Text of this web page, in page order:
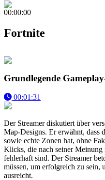
00:00:00
Fortnite
Grundlegende
00:01:31
Der Streamer diskutiert über
Map-Designs. Er erwähnt, dass
sowie echte Zonen hat, ohne
Klicks, die nach seiner Meinung
fehlerhaft sind. Der Streamer
müssen, um erfolgreich zu sein,
ausreicht.